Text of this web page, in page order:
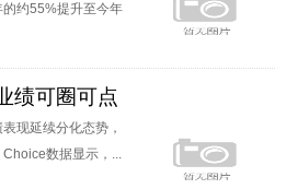
约55%提升至今年
绩可圈可点
现延续分化态势，
数据显示，...